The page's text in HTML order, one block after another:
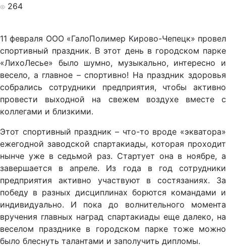
264
11 февраля ООО «ГалоПолимер Кирово-Чепецк» провел
спортивный праздник. В этот день в городском парке
«ЛихоЛесье» было шумно, музыкально, интересно и
весело, а главное – спортивно! На праздник здоровья
собрались сотрудники предприятия, чтобы активно
провести выходной на свежем воздухе вместе с
коллегами и близкими.
Этот спортивный праздник – что-то вроде «экватора»
ежегодной заводской спартакиады, которая проходит
нынче уже в седьмой раз. Стартует она в ноябре, а
завершается в апреле. Из года в год сотрудники
предприятия активно участвуют в состязаниях. За
победу в разных дисциплинах борются командами и
индивидуально. И пока до волнительного момента
вручения главных наград спартакиады еще далеко, на
веселом празднике в городском парке тоже можно
было блеснуть талантами и заполучить дипломы.